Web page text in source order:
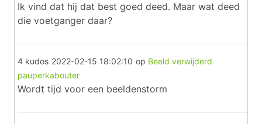
Ik vind dat hij dat best goed deed. Maar wat deed
die voetganger daar?
4 kudos 2022-02-15 18:02:10 op Beeld verwijderd
pauperkabouter
Wordt tijd voor een beeldenstorm